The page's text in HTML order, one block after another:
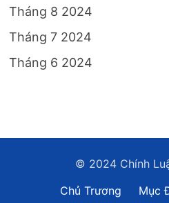
Tháng 8 2024
Tháng 7 2024
Tháng 6 2024
© 2024 Chính
Chủ Trương
Mục